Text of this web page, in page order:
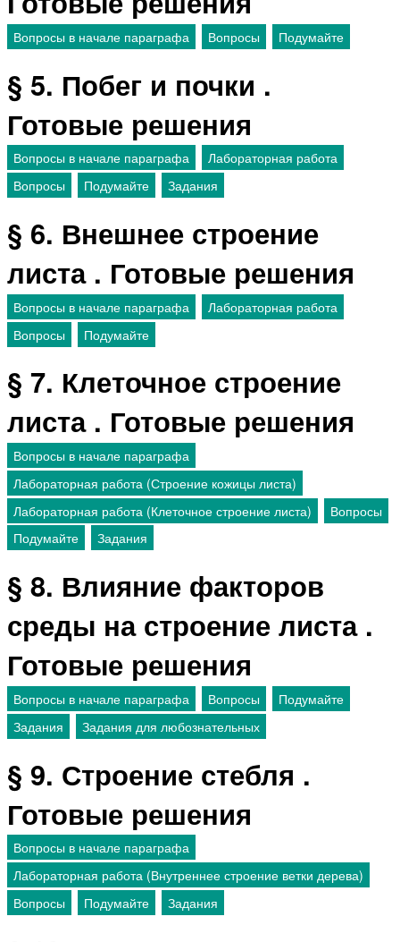
Вопросы в начале параграфа Вопросы Подумайте
§ 5. Побег и почки .
Готовые решения
Вопросы в начале параграфа
Лабораторная работа
Вопросы
Подумайте Задания
§ 6. Внешнее строение
листа . Готовые решения
Вопросы в начале параграфа
Лабораторная работа
Вопросы
Подумайте
§ 7. Клеточное строение
листа . Готовые решения
Вопросы в начале параграфа
Лабораторная работа (Строение кожицы листа)
Лабораторная работа (Клеточное строение листа)
Вопросы
Подумайте
Задания
§ 8. Влияние факторов
среды на строение листа .
Готовые решения
Вопросы в начале параграфа Вопросы
Подумайте
Задания
Задания для любознательных
§ 9. Строение стебля .
Готовые решения
Вопросы в начале параграфа
Лабораторная работа (Внутреннее строение ветки дерева)
Вопросы
Подумайте Задания